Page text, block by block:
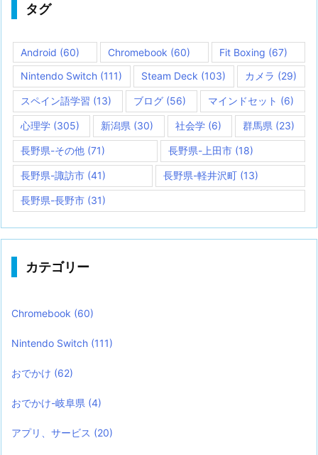
タグ
Android (60) Chromebook (60) Fit Boxing (67)
Nintendo Switch (111) Steam Deck (103) カメラ (29)
スペイン語学習 (13) ブログ (56) マインドセット (6)
心理学 (305) 新潟県 (30) 社会学(6) 群馬県 (23)
長野県-その他 (71) 長野県-上田市(18)
長野県-諏訪市 (41) 長野県-軽井沢町 (13)
長野県-長野市 (31)
カテゴリー
Chromebook (60)
Nintendo Switch (111)
おでかけ (62)
おでかけ-岐阜県 (4)
アプリ、サービス (20)